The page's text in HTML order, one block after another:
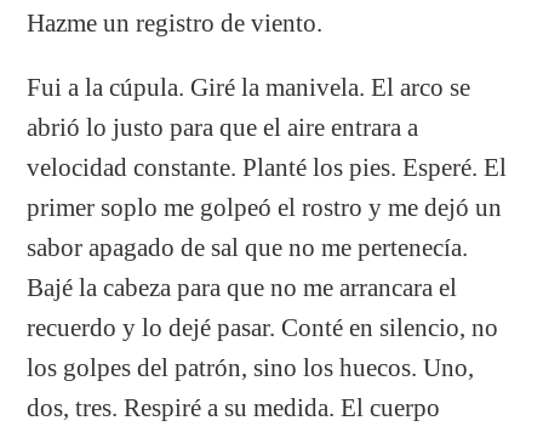
Hazme un registro de viento.
Fui a la cúpula. Giré la manivela. El arco se
abrió lo justo para que el aire entrara a
velocidad constante. Planté los pies. Esperé. El
primer soplo me golpeó el rostro y me dejó un
sabor apagado de sal que no me pertenecía.
Bajé la cabeza para que no me arrancara el
recuerdo y lo dejé pasar. Conté en silencio, no
los golpes del patrón, sino los huecos. Uno,
dos, tres. Respiré a su medida. El cuerpo